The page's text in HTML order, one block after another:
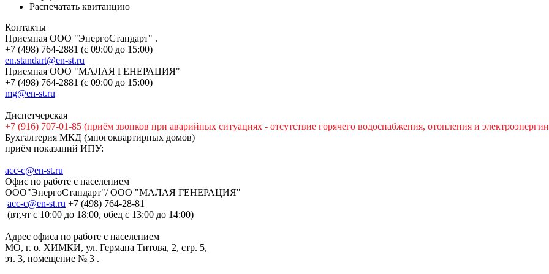
Распечатать квитанцию
Контакты
Приемная ООО "ЭнергоСтандарт" .
+7 (498) 764-2881 (с 09:00 до 15:00)
en.standart@en-st.ru
Приемная ООО "МАЛАЯ ГЕНЕРАЦИЯ"
+7 (498) 764-2881 (с 09:00 до 15:00)
mg@en-st.ru
Диспетчерская
+7 (916) 707-01-85 (приём звонков при аварийных ситуациях - отсутствие горячего водоснабжения, отопления и
Бухгалтерия МКД (многоквартирных домов)
приём показаний ИПУ:
acc-c@en-st.ru
Офис по работе с населением
ООО"ЭнергоСтандарт"/ ООО "МАЛАЯ ГЕНЕРАЦИЯ"
асс-с@en-st.ru +7 (498) 764-28-81
(вт,чт с 10:00 до 18:00, обед с 13:00 до 14:00)
Адрес офиса по работе с населением
МО, г. о. ХИМКИ, ул. Германа Титова, 2, стр. 5,
эт. 3, помещение № 3 .